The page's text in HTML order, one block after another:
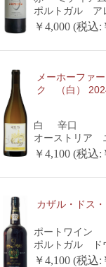
ポルトガル ア
￥4,000 (税込:
メーホーファ
ク （白）
白
辛口
オーストリア
￥4,100 (税込:
カザル・ドス
ポートワイン
ポルトガル ド
￥4,100 (税込: